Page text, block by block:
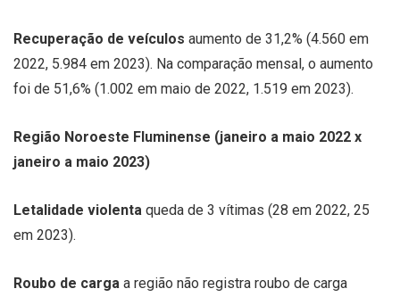
Recuperação de veículos aumento de 31,2% (4.560 em
2022, 5.984 em 2023). Na comparação mensal, o aumento
foi de 51,6% (1.002 em maio de 2022, 1.519 em 2023).
Região Noroeste Fluminense (janeiro a maio 2022 x
janeiro a maio 2023)
Letalidade violenta queda de 3 vítimas (28 em 2022, 25
em 2023).
Roubo de carga a região não registra roubo de carga